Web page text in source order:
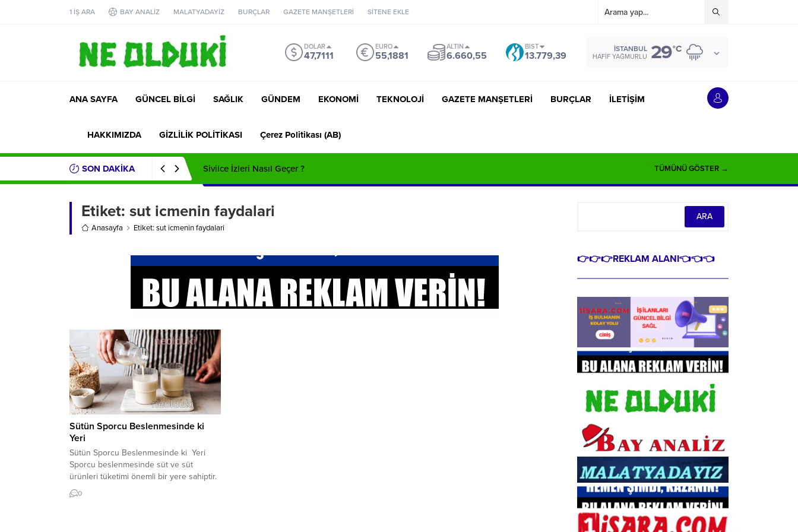
1 İŞ ARA BAY ANALİZ MALATYADAYİZ BURÇLAR GAZETE MANŞETLERİ SİTENE EKLE
DOLAR
47,7111
EURO
55,1881
ALTIN
6.660,55
BIST
13.779,39
İSTANBUL
HAFIF YAĞMURLU 29°C
ANA SAYFA GÜNCEL BİLGİ SAĞLIK GÜNDEM EKONOMİ TEKNOLOJİ GAZETE MANŞETLERİ BURÇLAR İLETİŞİM
HAKKIMIZDA GİZLİLİK POLİTİKASI Çerez Politikası (AB)
SON DAKİKA Sivilce İzleri Nasıl Geçer ? TÜMÜNÜ GÖSTER →
Etiket: sut icmenin faydalari
Anasayfa Etiket: sut icmenin faydalari
Sütün Sporcu Beslenmesinde ki
Yeri
Sütün Sporcu Beslenmesinde ki Yeri
Sporcu beslenmesinde süt ve süt
ürünleri tüketimi önemli bir yere sahiptir.
Bu ürünler egzersiz öncesi, sırası ve
sonrasında alınabilir. Sporcular İçin Sütün
0
👉👉👉REKLAM ALANI👈👈👈